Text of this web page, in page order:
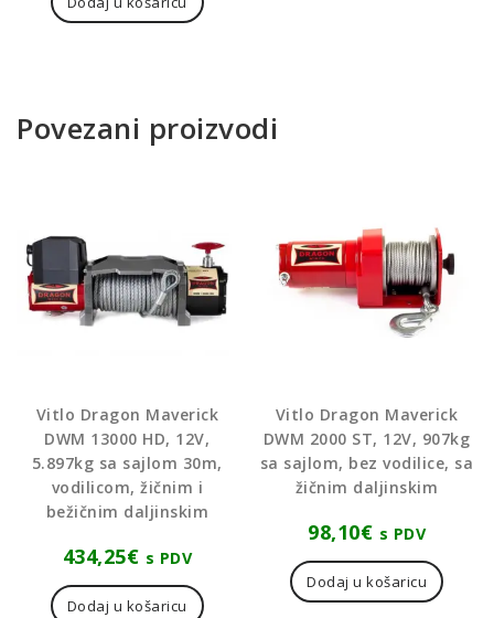
Povezani proizvodi
Vitlo Dragon Maverick
DWM 13000 HD, 12V,
5.897kg sa sajlom 30m,
vodilicom, žičnim i
bežičnim daljinskim
434,25€ s PDV
Dodaj u košaricu
Vitlo Dragon Maverick
DWM 2000 ST, 12V, 907kg
sa sajlom, bez vodilice, sa
žičnim daljinskim
98,10€ s PDV
Dodaj u košaricu